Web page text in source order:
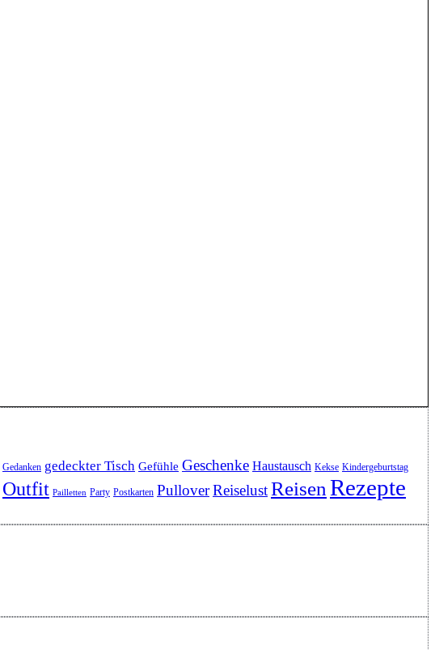
Gedanken gedeckter Tisch Gefühle Geschenke Haustausch Kekse Kindergeburtstag
Outfit Pailletten Party Postkarten PulloverReiselustReisen Rezepte